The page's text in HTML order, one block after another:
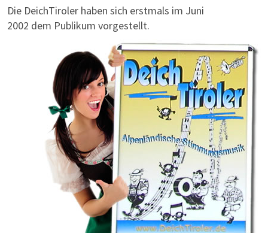
Die DeichTiroler haben sich erstmals im Juni
2002 dem Publikum vorgestellt.